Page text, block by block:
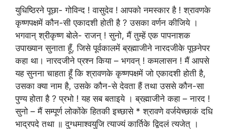
युधिष्ठिरने पूछा- गोविन्द ! वासुदेव ! आपको नमस्कार है ! श्रावणके
कृष्णपक्षमें कौन-सी एकादशी होती है ? उसका वर्णन कीजिये ।
भगवान् श्रीकृष्ण बोले- राजन् ! सुनो, मैं तुम्हें एक पापनाशक
उपाख्यान सुनाता हूँ, जिसे पूर्वकालमें ब्रह्माजीने नारदजीके पूछनेपर
कहा था। नारदजीने प्रश्न किया – भगवन् ! कमलासन ! मैं आपसे
यह सुनना चाहता हूँ कि श्रावणके कृष्णपक्षमें जो एकादशी होती है,
उसका क्या नाम है, उसके कौन-से देवता हैं तथा उससे कौन-सा
पुण्य होता है ? प्रभो ! यह सब बताइये । ब्रह्माजीने कहा – नारद !
सुनो – मैं सम्पूर्ण लोकोंके हितकी इच्छासे * श्रावणे वर्जयेच्छाकं दधि
भाद्रपदे तथा ॥ दुग्धमाश्वयुजि त्याज्यं कार्तिके द्विदलं त्यजेत् ।